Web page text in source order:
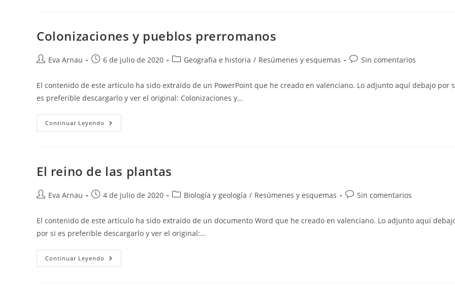
Colonizaciones y pueblos prerromanos
Autor
la
entrada:
Eva Arnau
Publicación
entrada:
6 de julio de 2020
Categoría
entrada:
Geografía e historia / Resúmenes y esquemas
Comentarios
entrada:
Sin comentarios
El contenido de este artículo ha sido extraído de un PowerPoint que he creado en valenciano. Lo adjunto aquí debajo por
es preferible descargarlo y ver el original: Colonizaciones y…
Continuar Leyendo Colonizaciones
Y
El reino de las plantas
Autor
la
entrada:
Eva Arnau
Publicación
entrada:
4 de julio de 2020
Categoría
entrada:
Biología y geología / Resúmenes y esquemas
Comentarios
la
entrada:
Sin comentarios
El contenido de este artículo ha sido extraído de un documento Word que he creado en valenciano. Lo adjunto aquí
por si es preferible descargarlo y ver el original:…
Continuar Leyendo El
Reino